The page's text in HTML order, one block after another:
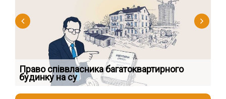
Право співвласника багатоквартирного
будинку на су